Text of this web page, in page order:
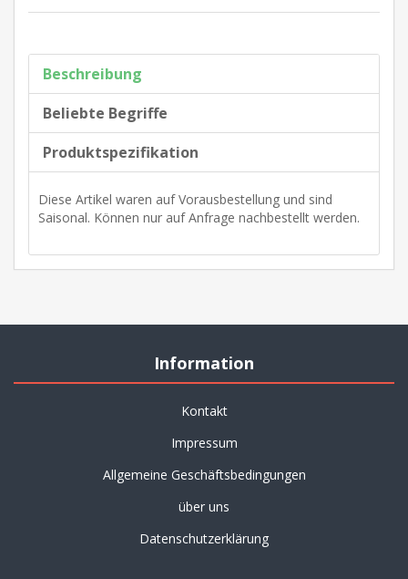
Beschreibung
Beliebte Begriffe
Produktspezifikation
Diese Artikel waren auf Vorausbestellung und sind
Saisonal. Können nur auf Anfrage nachbestellt werden.
Information
Kontakt
Impressum
Allgemeine Geschäftsbedingungen
über uns
Datenschutzerklärung